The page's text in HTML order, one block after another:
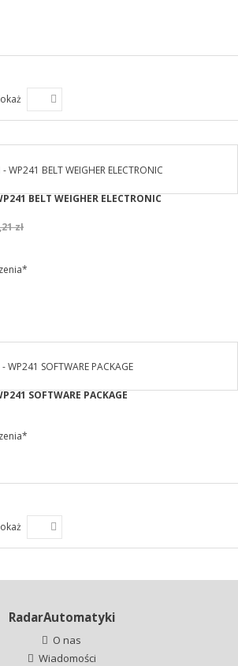
BELT WEIGHER ELECTRONIC
zł
SOFTWARE PACKAGE
RadarAutomatyki
O nas
Wiadomości